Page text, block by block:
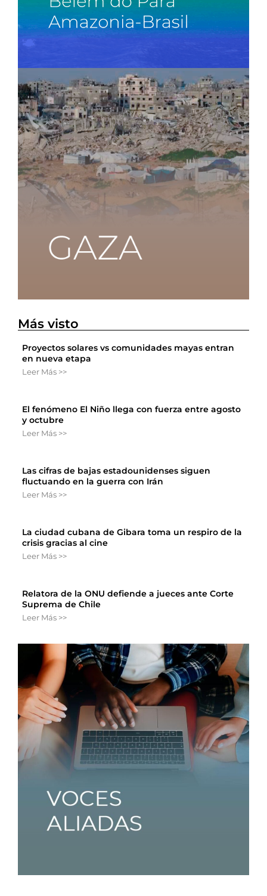
Más visto
Proyectos solares vs comunidades mayas entran
en nueva etapa
Leer Más >>
El fenómeno El Niño llega con fuerza entre agosto
y octubre
Leer Más >>
Las cifras de bajas estadounidenses siguen
fluctuando en la guerra con Irán
Leer Más >>
La ciudad cubana de Gibara toma un respiro de la
crisis gracias al cine
Leer Más >>
Relatora de la ONU defiende a jueces ante Corte
Suprema de Chile
Leer Más >>